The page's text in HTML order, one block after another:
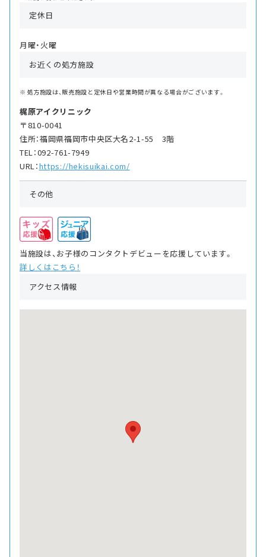
定休日
月曜・火曜
お近くの処方施設
処方施設は、販売施設と定休日や営業時間が異なる場合がございます。
梶原アイクリニック
〒810-0041
住所：福岡県福岡市中央区大名2-1-55 3階
TEL：092-761-7949
URL：https://hekisuikai.com/
その他
当施設は、お子様のコンタクトデビューを応援しています。
詳しくはこちら！
アクセス情報